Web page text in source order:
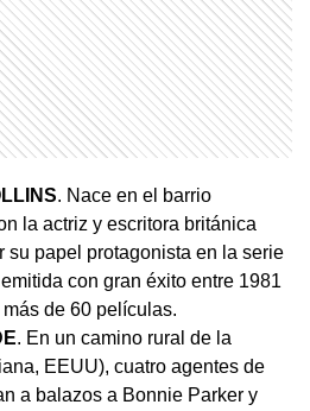
. Nace en el barrio
la actriz y escritora británica
su papel protagonista en la serie
con gran éxito entre 1981
de 60 películas.
. En un camino rural de la
EEUU), cuatro agentes de
a balazos a Bonnie Parker y